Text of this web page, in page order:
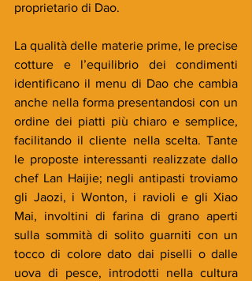
proprietario di Dao.
La qualità delle materie prime, le precise
cotture e l’equilibrio dei condimenti
identificano il menu di Dao che cambia
anche nella forma presentandosi con un
ordine dei piatti più chiaro e semplice,
facilitando il cliente nella scelta. Tante
le proposte interessanti realizzate dallo
chef Lan Haijie; negli antipasti troviamo
gli Jaozi, i Wonton, i ravioli e gli Xiao
Mai, involtini di farina di grano aperti
sulla sommità di solito guarniti con un
tocco di colore dato dai piselli o dalle
uova di pesce, introdotti nella cultura